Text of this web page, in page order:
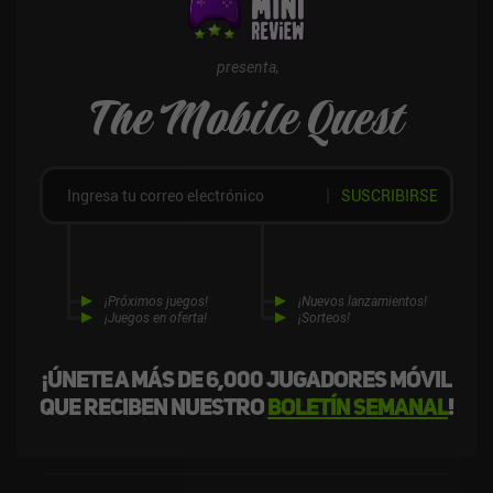
difícil para dejarlo. Poosh XL es un juego premium sin anuncios ni
iAPs que cuesta 4,99 dólares tanto en iOS como en Android.
presenta,
The Mobile Quest
¡Únete a más de 6,000 jugadores móvil
que reciben nuestroboletín semanal!
¡Próximos juegos!
¡Juegos en oferta!
¡Nuevos lanzamientos!
¡Sorteos!
SUSCRIBIRSE